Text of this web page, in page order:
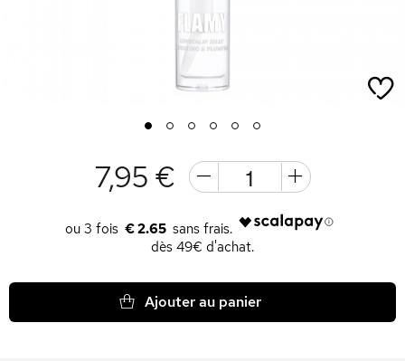
1 2 3 4 5 6
7,95 €
€ 2.65
dès 49€ d'achat.
Ajouter au panier